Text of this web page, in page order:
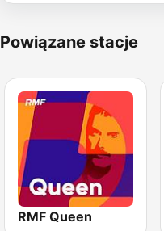
Powiązane stacje
RMF Queen